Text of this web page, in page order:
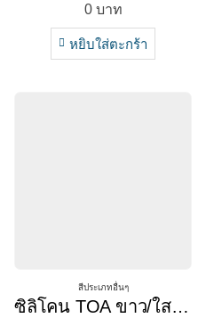
0 บาท
หยิบใส่ตะกร้า
สีประเภทอื่นๆ
ซิลิโคน TOA ขาว/ใส/ดำ/เทา